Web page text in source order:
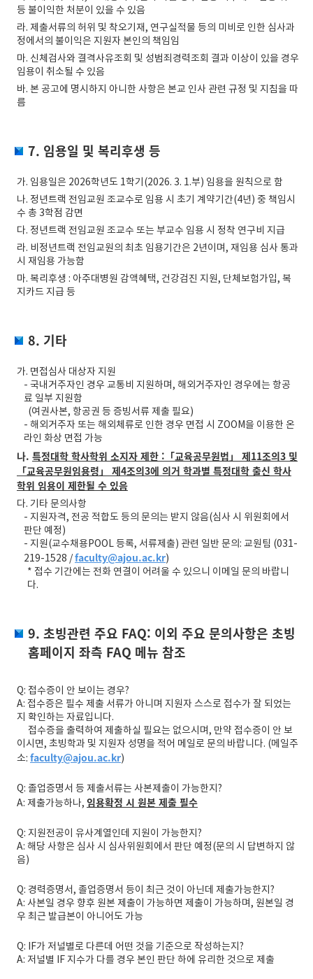
등 불이익한 처분이 있을 수 있음
라. 제출서류의 허위 및 착오기재, 연구실적물 등의 미비로 인한 심사과
정에서의 불이익은 지원자 본인의 책임임
마. 신체검사와 결격사유조회 및 성범죄경력조회 결과 이상이 있을 경우
임용이 취소될 수 있음
바. 본 공고에 명시하지 아니한 사항은 본교 인사 관련 규정 및 지침을 따
름
7. 임용일 및 복리후생 등
가. 임용일은 2026학년도 1학기(2026. 3. 1.부) 임용을 원칙으로 함
나. 정년트랙 전임교원 조교수로 임용 시 초기 계약기간(4년) 중 책임시
수 총 3학점 감면
다. 정년트랙 전임교원 조교수 또는 부교수 임용 시 정착 연구비 지급
라. 비정년트랙 전임교원의 최초 임용기간은 2년이며, 재임용 심사 통과
시 재임용 가능함
마. 복리후생 : 아주대병원 감액혜택, 건강검진 지원, 단체보험가입, 복
지카드 지급 등
8. 기타
가. 면접심사 대상자 지원
- 국내거주자인 경우 교통비 지원하며, 해외거주자인 경우에는 항공
료 일부 지원함
(여권사본, 항공권 등 증빙서류 제출 필요)
- 해외거주자 또는 해외체류로 인한 경우 면접 시 ZOOM을 이용한 온
라인 화상 면접 가능
나. 특정대학 학사학위 소지자 제한 :「교육공무원법」 제11조의3 및
「교육공무원임용령」 제4조의3에 의거 학과별 특정대학 출신 학사
학위 임용이 제한될 수 있음
다. 기타 문의사항
- 지원자격, 전공 적합도 등의 문의는 받지 않음(심사 시 위원회에서
판단 예정)
- 지원(교수채용POOL 등록, 서류제출) 관련 일반 문의: 교원팀 (031-
219-1528 /faculty@ajou.ac.kr)
* 접수 기간에는 전화 연결이 어려울 수 있으니 이메일 문의 바랍니
다.
9. 초빙관련 주요 FAQ: 이외 주요 문의사항은 초빙
홈페이지 좌측 FAQ 메뉴 참조
Q: 접수증이 안 보이는 경우?
A: 접수증은 필수 제출 서류가 아니며 지원자 스스로 접수가 잘 되었는
지 확인하는 자료입니다.
접수증을 출력하여 제출하실 필요는 없으시며, 만약 접수증이 안 보
이시면, 초빙학과 및 지원자 성명을 적어 메일로 문의 바랍니다. (메일주
소: faculty@ajou.ac.kr)
Q: 졸업증명서 등 제출서류는 사본제출이 가능한지?
A: 제출가능하나, 임용확정 시 원본 제출 필수
Q: 지원전공이 유사계열인데 지원이 가능한지?
A: 해당 사항은 심사 시 심사위원회에서 판단 예정(문의 시 답변하지 않
음)
Q: 경력증명서, 졸업증명서 등이 최근 것이 아닌데 제출가능한지?
A: 사본일 경우 향후 원본 제출이 가능하면 제출이 가능하며, 원본일 경
우 최근 발급본이 아니어도 가능
Q: IF가 저널별로 다른데 어떤 것을 기준으로 작성하는지?
A: 저널별 IF 지수가 다를 경우 본인 판단 하에 유리한 것으로 제출